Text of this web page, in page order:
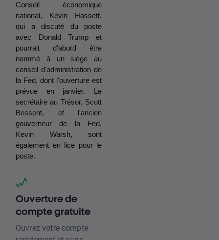
Conseil économique
national, Kevin Hassett,
qui a discuté du poste
avec Donald Trump et
pourrait d'abord être
nommé à un siège au
conseil d'administration de
la Fed, dont l'ouverture est
prévue en janvier. Le
secrétaire au Trésor, Scott
Bessent, et l'ancien
gouverneur de la Fed,
Kevin Warsh, sont
également en lice pour le
poste.
Ouverture de
compte gratuite
Ouvrez votre compte